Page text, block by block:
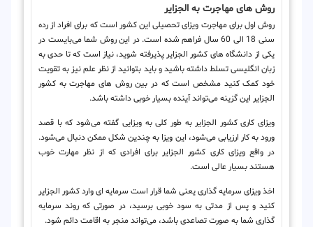
روش‌ های مهاجرت به الجزایر
روش اول برای مهاجرت ویزای تحصیلی این کشور است که برای افراد از رده
سنی 18 الی 60 سال فراهم شده است. در این روش شما می‌بایست در
یکی از دانشگاه های کشور الجزایر پذیرفته شوید، نیاز است که تا حدی به
زبان انگلیسی تسلط داشته باشید و باید بتوانید از نظر علم نیز به تقویت
خود کمک کنید مشخص است که در بین روش های مهاجرت به کشور
الجزایر این گزینه می‌تواند آینده بسیار خوبی داشته باشد.
ویزای کاری کشور الجزایر به طور کلی به ویزایی گفته می‌شود که با قصد
ورود به کار ارزیابی می‌شود، این ویزا به چندین شکل ممکن دنبال می‌شود.
در واقع ویزای کاری کشور الجزایر برای افرادی که از نظر مهارت خوب
هستند بسیار عالی است.
اخذ ویزای سرمایه گذاری یعنی شما قرار است سرمایه ای وارد کشور الجزایر
کنید و پس از مدتی به سود خوبی برسید، در صورتی که روند سرمایه
گذاری شما به صورت تصاعدی باشد، می‌تواند منجر به اقامت دائم شود.